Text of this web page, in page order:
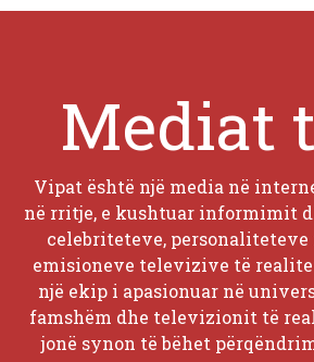
Mediat
Vipat është një media në
në rritje, e kushtuar informimit
celebriteteve,
emisioneve televizive të
një ekip i apasionuar në
famshëm dhe televizionit të
jonë synon të bëhet